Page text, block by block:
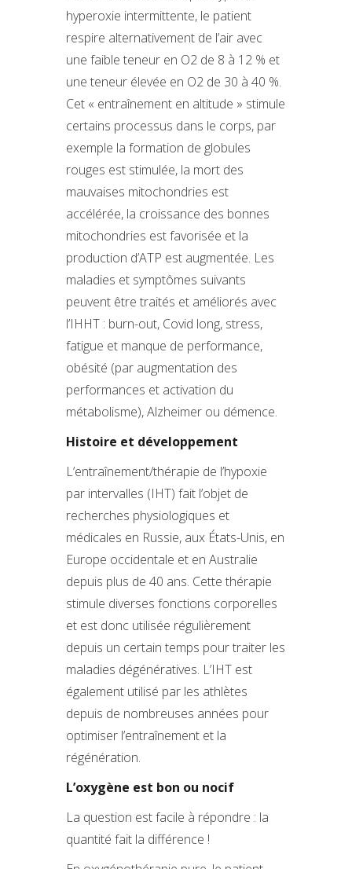
hyperoxie intermittente, le patient
respire alternativement de l’air avec
une faible teneur en O2 de 8 à 12 % et
une teneur élevée en O2 de 30 à 40 %.
Cet « entraînement en altitude » stimule
certains processus dans le corps, par
exemple la formation de globules
rouges est stimulée, la mort des
mauvaises mitochondries est
accélérée, la croissance des bonnes
mitochondries est favorisée et la
production d’ATP est augmentée. Les
maladies et symptômes suivants
peuvent être traités et améliorés avec
l’IHHT : burn-out, Covid long, stress,
fatigue et manque de performance,
obésité (par augmentation des
performances et activation du
métabolisme), Alzheimer ou démence.
Histoire et développement
L’entraînement/thérapie de l’hypoxie
par intervalles (IHT) fait l’objet de
recherches physiologiques et
médicales en Russie, aux États-Unis, en
Europe occidentale et en Australie
depuis plus de 40 ans. Cette thérapie
stimule diverses fonctions corporelles
et est donc utilisée régulièrement
depuis un certain temps pour traiter les
maladies dégénératives. L’IHT est
également utilisé par les athlètes
depuis de nombreuses années pour
optimiser l’entraînement et la
régénération.
L’oxygène est bon ou nocif
La question est facile à répondre : la
quantité fait la différence !